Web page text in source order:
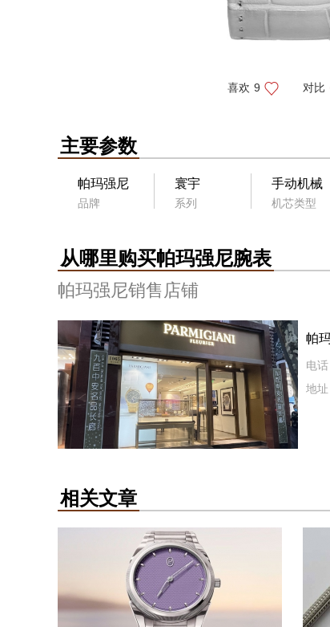
喜欢 9 对比
主要参数
帕玛强尼
品牌
寰宇
系列
手动机械
机芯类型
从哪里购买帕玛强尼腕表
帕玛强尼销售店铺
帕
电
地
相关文章